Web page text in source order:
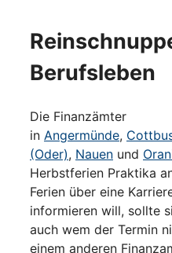
Berufsleben
Die Finanzämter
in Angermünde,
(Oder), Nauen und
Herbstferien Praktika
Ferien über eine
informieren will, sollte
auch wem der Termin
einem anderen